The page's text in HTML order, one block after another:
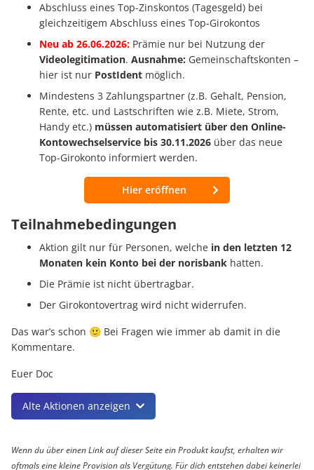
Abschluss eines Top-Zinskontos (Tagesgeld) bei
gleichzeitigem Abschluss eines Top-Girokontos
Neu ab 26.06.2026: Prämie nur bei Nutzung der
Videolegitimation. Ausnahme: Gemeinschaftskonten –
hier ist nur PostIdent möglich.
Mindestens 3 Zahlungspartner (z.B. Gehalt, Pension,
Rente, etc. und Lastschriften wie z.B. Miete, Strom,
Handy etc.) müssen automatisiert über den Online-
Kontowechselservice bis 30.11.2026 über das neue
Top-Girokonto informiert werden.
Hier eröffnen
Teilnahmebedingungen
Aktion gilt nur für Personen, welche in den letzten 12
Monaten kein Konto bei der norisbank hatten.
Die Prämie ist nicht übertragbar.
Der Girokontovertrag wird nicht widerrufen.
Das war’s schon 🙂 Bei Fragen wie immer ab damit in die
Kommentare.
Euer Doc
Alte Aktionen anzeigen
Wenn du über einen Link auf dieser Seite ein Produkt kaufst, erhalten wir
oftmals eine kleine Provision als Vergütung. Für dich entstehen dabei keinerlei